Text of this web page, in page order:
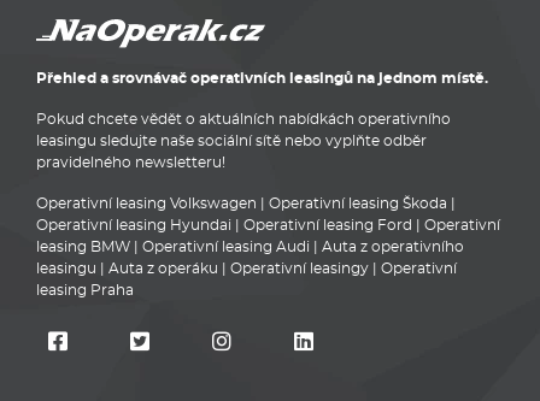
Přehled a srovnávač operativních leasingů na jednom místě.
Pokud chcete vědět o aktuálních nabídkách operativního
leasingu sledujte naše sociální sítě nebo vyplňte odběr
pravidelného newsletteru!
Operativní leasing Volkswagen Operativní leasing Škoda
Operativní leasing Hyundai
Operativní leasing Ford
Operativní
leasing BMW
Operativní leasing Audi
Auta z operativního
leasingu
Auta z operáku Operativní leasingy
Operativní
leasing Praha